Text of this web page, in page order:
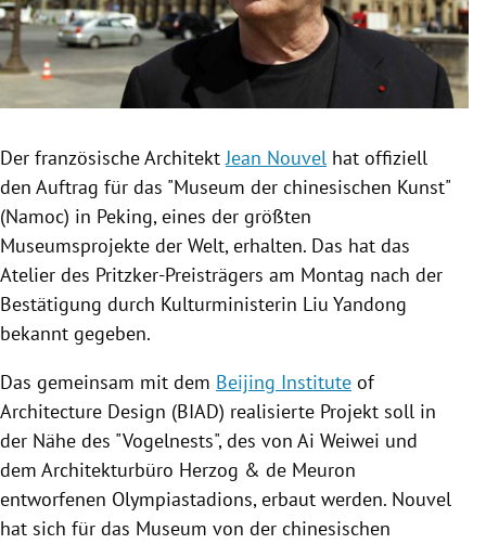
Untermenü
Untermenü
Untermenü
Untermenü
Der französische ArchitektJean Nouvel hat offiziell
den Auftrag für das "Museum der chinesischen Kunst"
(Namoc) in Peking, eines der größten
Museumsprojekte der Welt, erhalten. Das hat das
Atelier des Pritzker-Preisträgers am Montag nach der
Bestätigung durch Kulturministerin Liu Yandong
bekannt gegeben.
Das gemeinsam mit dem Beijing Institute of
Architecture Design (BIAD) realisierte Projekt soll in
der Nähe des "Vogelnests", des von Ai Weiwei und
dem Architekturbüro Herzog & de Meuron
entworfenen Olympiastadions, erbaut werden. Nouvel
hat sich für das Museum von der chinesischen